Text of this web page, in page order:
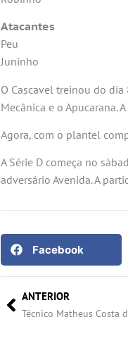
Atacantes
Peu
Juninho
O Cascavel treinou do
Mecânica e o Apucarana.
Agora, com o plantel
A Série D começa no
adversário Avenida. A
Facebook
ANTERIOR